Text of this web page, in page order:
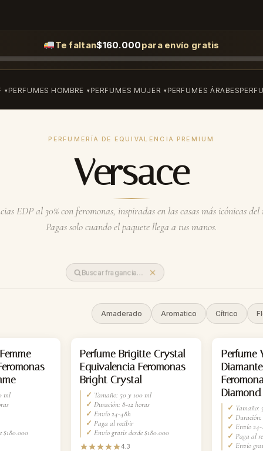
Te faltan$160.000para envío gratis
PERFUMES HOMBRE PERFUMES MUJER PERFUMES ÁRABES
PERFUMERÍA DE EQUIVALENCIA PREMIUM
Versace
EDP al 30% con feromonas, inspiradas en las casas más icónicas
Pagas solo cuando el paquete llega a tus manos.
Amaderado Aromatico Cítrico
ml
$180.000
-35%
Perfume Brigitte Crystal
Equivalencia Feromonas
Bright Crystal
✓ Tamaño: 50 y 100 ml
✓ Duración: 8-12 horas
✓ Envío 24-48h
✓ Paga al recibir
✓ Envío gratis desde $180.000
4.3
-35%
Perfume
Diamond
✓ Tamaño:
✓ Duración:
✓ Envío
✓ Paga al
✓ Envío